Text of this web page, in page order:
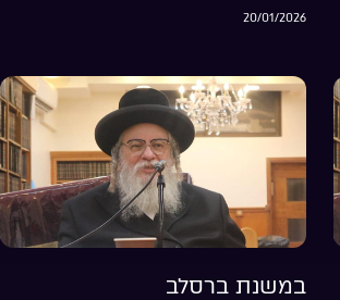
20/01/2026
במשנת ברסלב